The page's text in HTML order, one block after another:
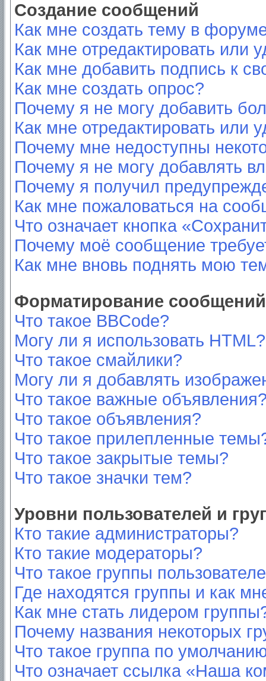
Создание сообщений
Как мне создать тему в
Как мне отредактировать или
Как мне добавить подпись к
Как мне создать опрос?
Почему я не могу добавить
Как мне отредактировать или
Почему мне недоступны
Почему я не могу добавлять
Почему я получил
Как мне пожаловаться на
Что означает кнопка
Почему моё сообщение
Как мне вновь поднять мою
Форматирование
Что такое BBCode?
Могу ли я использовать HTML?
Что такое смайлики?
Могу ли я добавлять
Что такое важные
Что такое объявления?
Что такое прилепленные
Что такое закрытые темы?
Что такое значки тем?
Уровни пользователей и
Кто такие администраторы?
Кто такие модераторы?
Что такое группы
Где находятся группы и как
Как мне стать лидером
Почему названия некоторых
Что такое группа по
Что означает ссылка «Наша